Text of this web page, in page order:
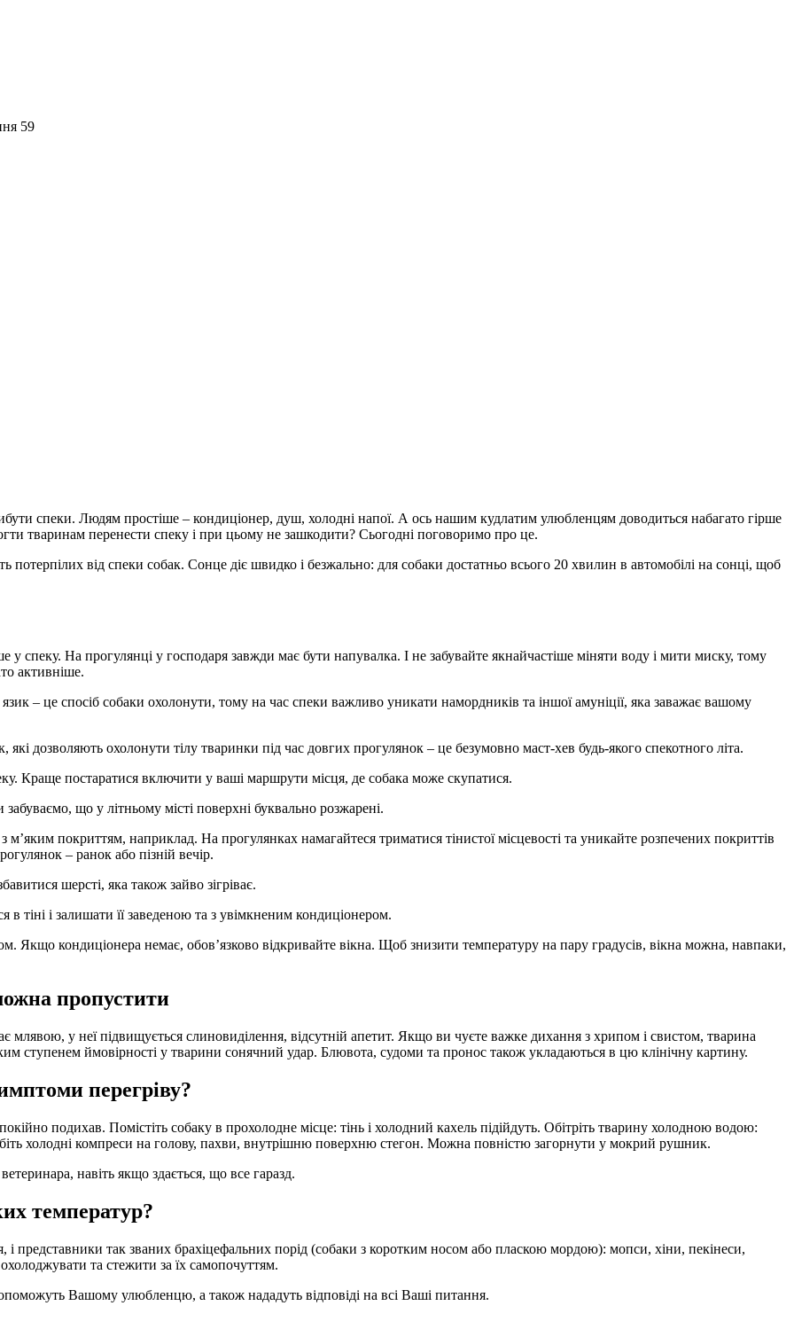
59
спеки. Людям простіше – кондиціонер, душ, холодні напої. А ось нашим кудлатим улюбленцям доводиться набагато гірше
тваринам перенести спеку і при цьому не зашкодити? Сьогодні поговоримо про це.
потерпілих від спеки собак. Сонце діє швидко і безжально: для собаки достатньо всього 20 хвилин в автомобілі на сонці, щоб
у спеку. На прогулянці у господаря завжди має бути напувалка. І не забувайте якнайчастіше міняти воду і мити миску, тому
активніше.
– це спосіб собаки охолонути, тому на час спеки важливо уникати намордників та іншої амуніції, яка заважає вашому
дозволяють охолонути тілу тваринки під час довгих прогулянок – це безумовно маст-хев будь-якого спекотного літа.
Краще постаратися включити у ваші маршрути місця, де собака може скупатися.
що у літньому місті поверхні буквально розжарені.
покриттям, наприклад. На прогулянках намагайтеся триматися тінистої місцевості та уникайте розпечених покриттів
– ранок або пізній вечір.
шерсті, яка також зайво зігріває.
тіні і залишати її заведеною та з увімкненим кондиціонером.
Якщо кондиціонера немає, обов’язково відкривайте вікна. Щоб знизити температуру на пару градусів, вікна можна, навпаки,
пропустити
млявою, у неї підвищується слиновиділення, відсутній апетит. Якщо ви чуєте важке дихання з хрипом і свистом, тварина
ступенем ймовірності у тварини сонячний удар. Блювота, судоми та пронос також укладаються в цю клінічну картину.
перегріву?
подихав. Помістіть собаку в прохолодне місце: тінь і холодний кахель підійдуть. Обітріть тварину холодною водою:
холодні компреси на голову, пахви, внутрішню поверхню стегон. Можна повністю загорнути у мокрий рушник.
навіть якщо здається, що все гаразд.
температур?
представники так званих брахіцефальних порід (собаки з коротким носом або пласкою мордою): мопси, хіни, пекінеси,
та стежити за їх самопочуттям.
Вашому улюбленцю, а також нададуть відповіді на всі Ваші питання.